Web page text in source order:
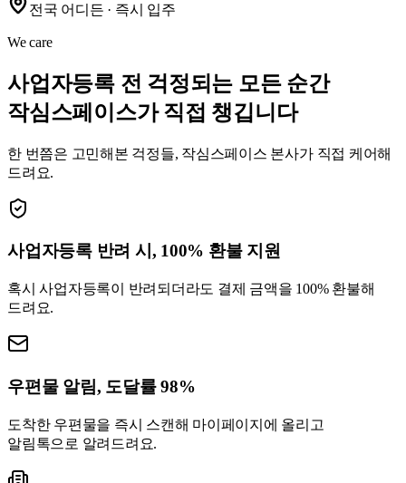
전국 어디든 · 즉시 입주
We care
사업자등록 전 걱정되는 모든 순간
작심스페이스가 직접 챙깁니다
한 번쯤은 고민해본 걱정들, 작심스페이스 본사가 직접 케어해
드려요.
사업자등록 반려 시, 100% 환불 지원
혹시 사업자등록이 반려되더라도 결제 금액을 100% 환불해
드려요.
우편물 알림, 도달률 98%
도착한 우편물을 즉시 스캔해 마이페이지에 올리고
알림톡으로 알려드려요.